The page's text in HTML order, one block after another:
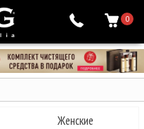
0
Женские